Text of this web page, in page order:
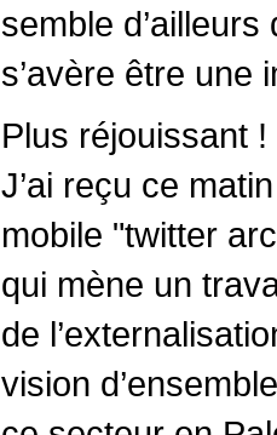
semble
s’avère être une
Plus réjouissant !
J’ai reçu ce
mobile "twitter
qui mène un
de
vision